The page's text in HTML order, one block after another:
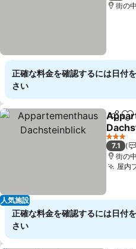
街の
正確な料金を確認するには日付
さい
人気施設
シェア
3 ホテル
7.1
街の
屋内
正確な料金を確認するには日付
さい